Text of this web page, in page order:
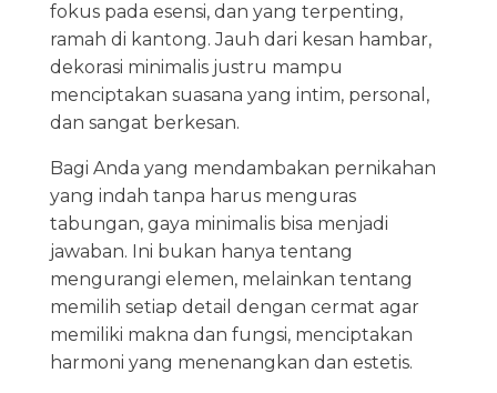
fokus pada esensi, dan yang terpenting,
ramah di kantong. Jauh dari kesan hambar,
dekorasi minimalis justru mampu
menciptakan suasana yang intim, personal,
dan sangat berkesan.
Bagi Anda yang mendambakan pernikahan
yang indah tanpa harus menguras
tabungan, gaya minimalis bisa menjadi
jawaban. Ini bukan hanya tentang
mengurangi elemen, melainkan tentang
memilih setiap detail dengan cermat agar
memiliki makna dan fungsi, menciptakan
harmoni yang menenangkan dan estetis.